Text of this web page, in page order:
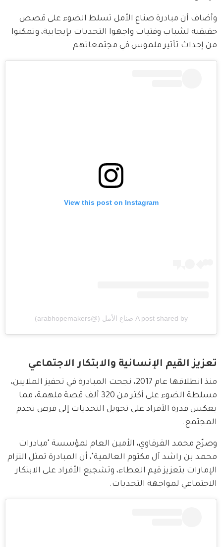
وأضاف أن مبادرة صناع الأمل تسلط الضوء على قصص
حقيقية لشباب وفتيات واجهوا التحديات بإيجابية، وتمكنوا
من إحداث تأثير ملموس في مجتمعاتهم.
View this post on Instagram
A post shared by صناع الأمل (@arabhopemakers)
تعزيز القيم الإنسانية والابتكار الاجتماعي
منذ انطلاقها عام 2017، نجحت المبادرة في تحفيز الملايين،
مسلطة الضوء على أكثر من 320 ألف قصة ملهمة، مما
يعكس قدرة الأفراد على تحويل التحديات إلى فرص تخدم
المجتمع.
وصرّح محمد القرقاوي، الأمين العام لمؤسسة "مبادرات
محمد بن راشد آل مكتوم العالمية"، أن المبادرة تمثل التزام
الإمارات بتعزيز قيم العطاء، وتشجيع الأفراد على الابتكار
الاجتماعي لمواجهة التحديات.